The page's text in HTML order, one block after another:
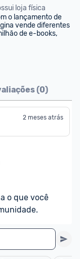
loja física
o lançamento de
vende diferentes
de e-books,
(0)
2 meses atrás
o que você